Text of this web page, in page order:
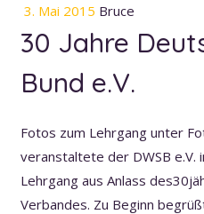
3. Mai 2015 Bruce
30 Jahre
Bund e.V.
Fotos zum Lehrgang unter
veranstaltete der DWSB e.V.
Lehrgang aus Anlass
Verbandes. Zu Beginn